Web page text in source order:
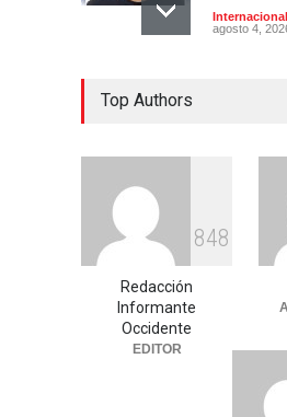
Internacional
agosto 4,
lugar y
agosto 3,
Celia
histórico
tres
Top Authors
848
Redacción
Informante
Occidente
EDITOR